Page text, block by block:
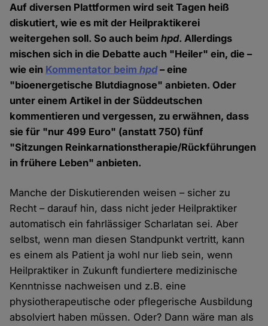
Auf diversen Plattformen wird seit Tagen heiß
diskutiert, wie es mit der Heilpraktikerei
weitergehen soll. So auch beimhpd. Allerdings
mischen sich in die Debatte auch "Heiler" ein, die –
wie ein Kommentator beimhpd– eine
"bioenergetische Blutdiagnose" anbieten. Oder
unter einem Artikel in der Süddeutschen
kommentieren und vergessen, zu erwähnen, dass
sie für "nur 499 Euro" (anstatt 750) fünf
"Sitzungen Reinkarnationstherapie/Rückführungen
in frühere Leben" anbieten.
Manche der Diskutierenden weisen – sicher zu
Recht – darauf hin, dass nicht jeder Heilpraktiker
automatisch ein fahrlässiger Scharlatan sei. Aber
selbst, wenn man diesen Standpunkt vertritt, kann
es einem als Patient ja wohl nur lieb sein, wenn
Heilpraktiker in Zukunft fundiertere medizinische
Kenntnisse nachweisen und z.B. eine
physiotherapeutische oder pflegerische Ausbildung
absolviert haben müssen. Oder? Dann wäre man als